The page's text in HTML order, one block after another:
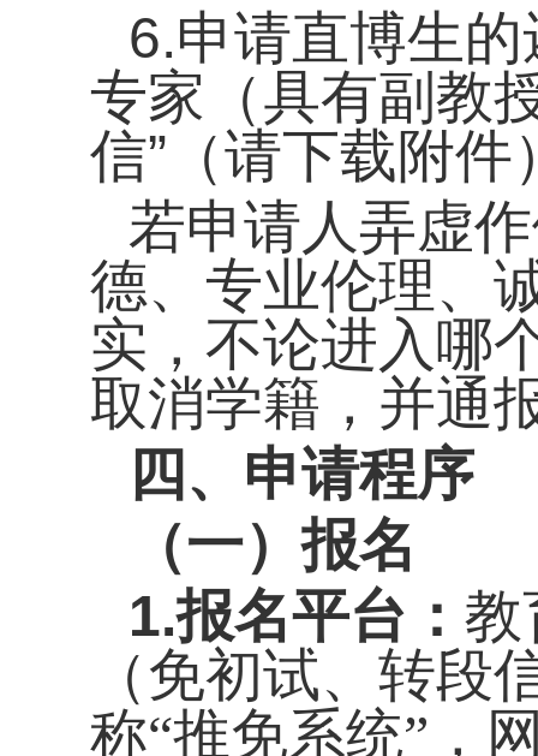
6.申请直博生
专家（具有副教
信”（请下载附件
若申请人弄虚
德、专业伦理、
实，不论进入哪
取消学籍，并通
四、申请程序
（一）报名
1.报名平台： 教
（免初试、转段
称“推免系统” ，